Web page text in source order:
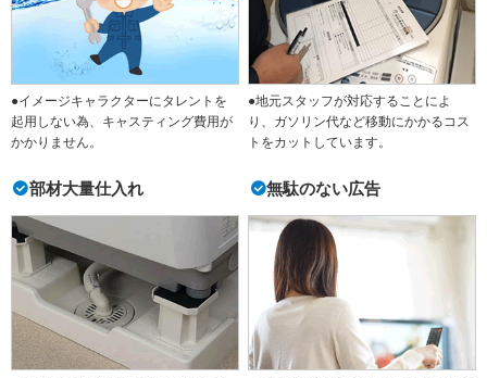
●イメージキャラクターにタレントを
起用しない為、キャスティング費用が
かかりません。
●地元スタッフが対応することによ
り、ガソリン代など移動にかかるコス
トをカットしています。
部材大量仕入れ 無駄のない広告